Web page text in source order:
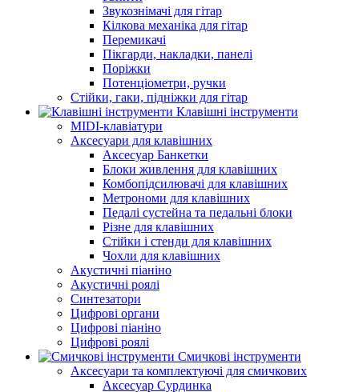
Звукознімачі для гітар
Кілкова механіка для гітар
Перемикачі
Пікгарди, накладки, панелі
Поріжки
Потенціометри, ручки
Стійки, гаки, підніжки для гітар
Клавішні інструменти
MIDI-клавіатури
Аксесуари для клавішних
Аксесуар Банкетки
Блоки живлення для клавішних
Комбопідсилювачі для клавішних
Метрономи для клавішних
Педалі сустейна та педальні блоки
Різне для клавішних
Стійки і стенди для клавішних
Чохли для клавішних
Акустичні піаніно
Акустичні роялі
Синтезатори
Цифрові органи
Цифрові піаніно
Цифрові роялі
Смичкові інструменти
Аксесуари та комплектуючі для смичкових
Аксесуар Сурдинка